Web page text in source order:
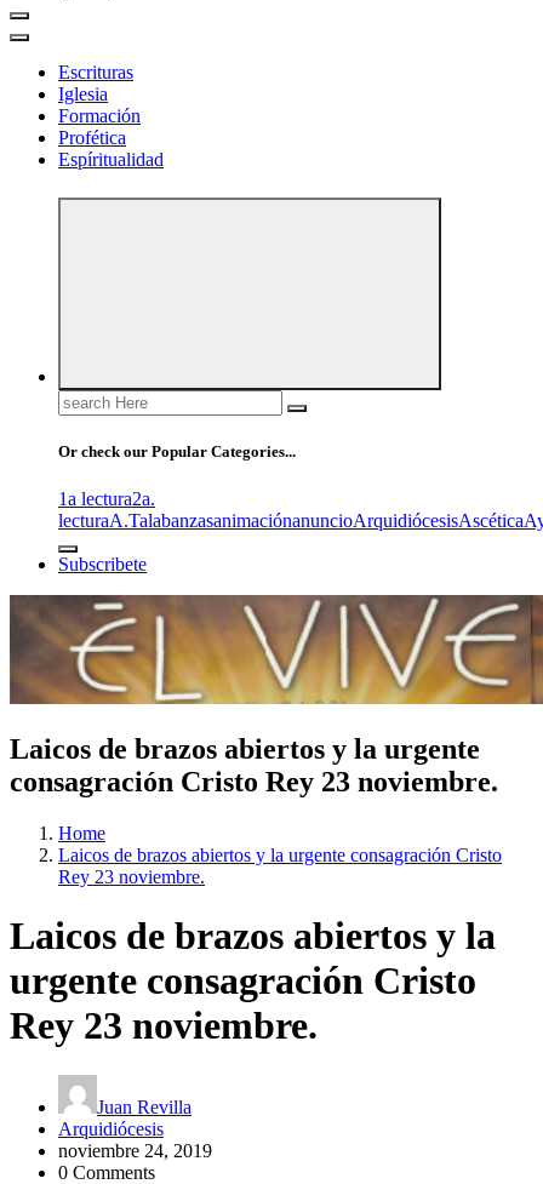
Escrituras
Iglesia
Formación
Profética
Espíritualidad
Search
for:
Or check our Popular Categories...
1a lectura2a.
lecturaA.TalabanzasanimaciónanuncioArquidiócesisAscética
Subscribete
Laicos de brazos abiertos y la urgente
consagración Cristo Rey 23 noviembre.
Home
Laicos de brazos abiertos y la urgente consagración Cristo
Rey 23 noviembre.
Laicos de brazos abiertos y la
urgente consagración Cristo
Rey 23 noviembre.
Juan Revilla
Arquidiócesis
noviembre 24, 2019
0 Comments